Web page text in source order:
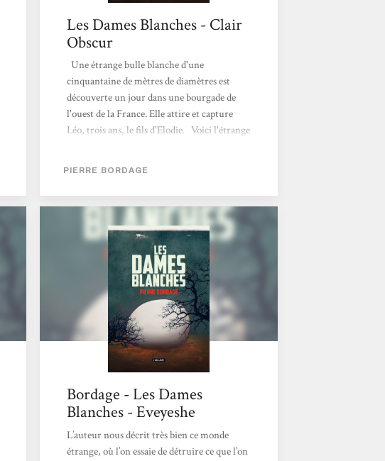
Les Dames Blanches - Clair
Obscur
Une étrange bulle blanche d'une
cinquantaine de mètres de diamètres est
découverte un jour dans une bourgade de
l'ouest de la France. Elle attire et capture
Léo, trois ans, le fils d'Elodie. Voici l'étrange
peu partout dans le monde et étant à
l'origine de la disparition de centaines
d'enfants, les humains vont alors se livrer à
une bataille sans merci et complètement
immonde. Car si ces Dames Blanches créent
des turbulences électromagnétiques,...
PIERRE BORDAGE
Bordage - Les Dames
Blanches - Eveyeshe
L’auteur nous décrit très bien ce monde
étrange, où l’on essaie de détruire ce que l’on